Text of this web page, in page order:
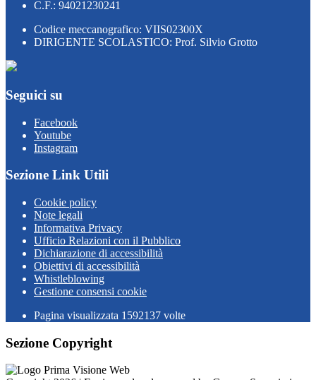
C.F.: 94021230241
Codice meccanografico: VIIS02300X
DIRIGENTE SCOLASTICO: Prof. Silvio Grotto
Seguici su
Facebook
Youtube
Instagram
Sezione Link Utili
Cookie policy
Note legali
Informativa Privacy
Ufficio Relazioni con il Pubblico
Dichiarazione di accessibilità
Obiettivi di accessibilità
Whistleblowing
Gestione consensi cookie
Pagina visualizzata 1592137 volte
Sezione Copyright